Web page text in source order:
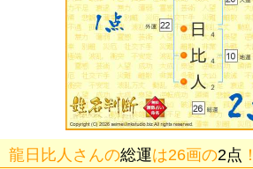
龍日比人さんの総運は26画の2点 ！